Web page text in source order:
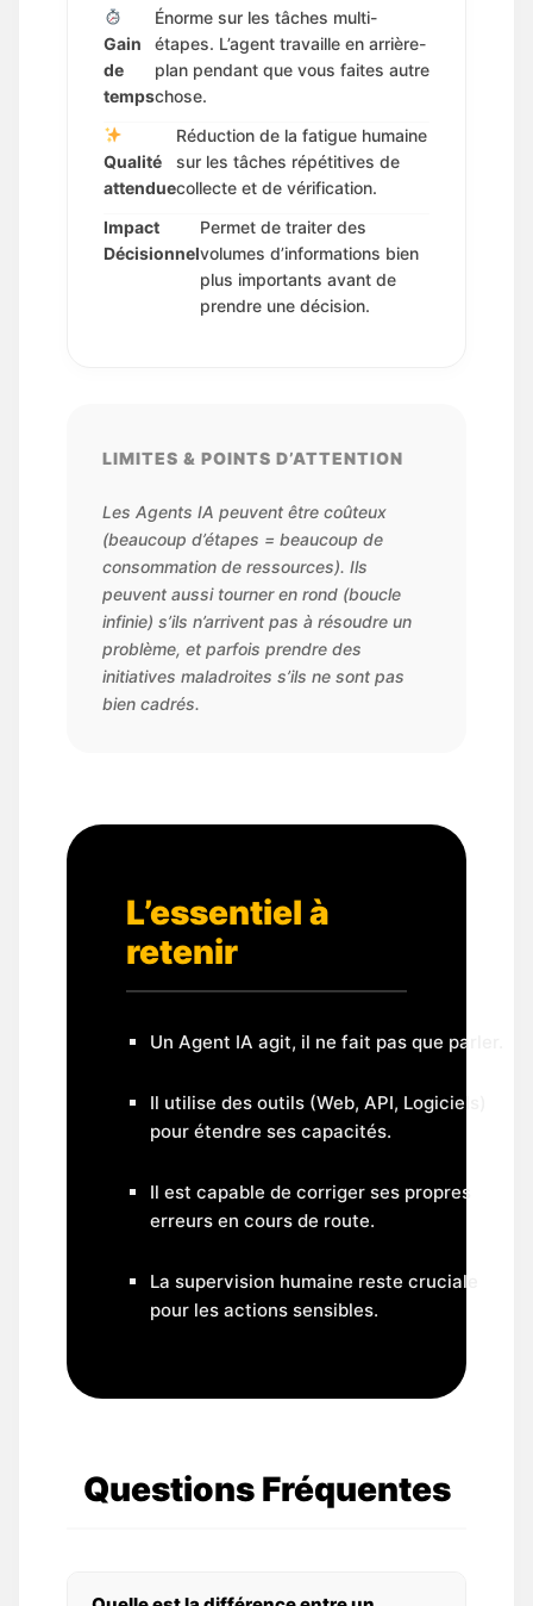
Gain
de
temps
Énorme sur les tâches multi-
étapes. L’agent travaille en arrière-
plan pendant que vous faites autre
chose.
Qualité
attendue
Réduction de la fatigue humaine
sur les tâches répétitives de
collecte et de vérification.
Impact
Décisionnel
Permet de traiter des
volumes d’informations bien
plus importants avant de
prendre une décision.
LIMITES & POINTS D’ATTENTION
Les Agents IA peuvent être coûteux
(beaucoup d’étapes = beaucoup de
consommation de ressources). Ils
peuvent aussi tourner en rond (boucle
infinie) s’ils n’arrivent pas à résoudre un
problème, et parfois prendre des
initiatives maladroites s’ils ne sont pas
bien cadrés.
L’essentiel à
retenir
Un Agent IA agit, il ne fait pas que parler.
Il utilise des outils (Web, API, Logiciels)
pour étendre ses capacités.
Il est capable de corriger ses propres
erreurs en cours de route.
La supervision humaine reste cruciale
pour les actions sensibles.
Questions Fréquentes